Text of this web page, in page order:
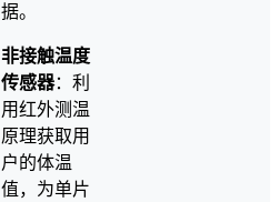
据。
非接触温度
传感器：利
用红外测温
原理获取用
户的体温
值，为单片